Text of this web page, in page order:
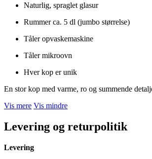
Naturlig, spraglet glasur
Rummer ca. 5 dl (jumbo størrelse)
Tåler opvaskemaskine
Tåler mikroovn
Hver kop er unik
En stor kop med varme, ro og summende
Vis mere Vis mindre
Levering og returpolitik
Levering